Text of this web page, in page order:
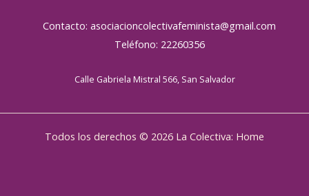
Contacto: asociacioncolectivafeminista@gmail.com
Teléfono: 22260356
Calle Gabriela Mistral 566, San Salvador
Todos los derechos © 2026 La Colectiva: Home